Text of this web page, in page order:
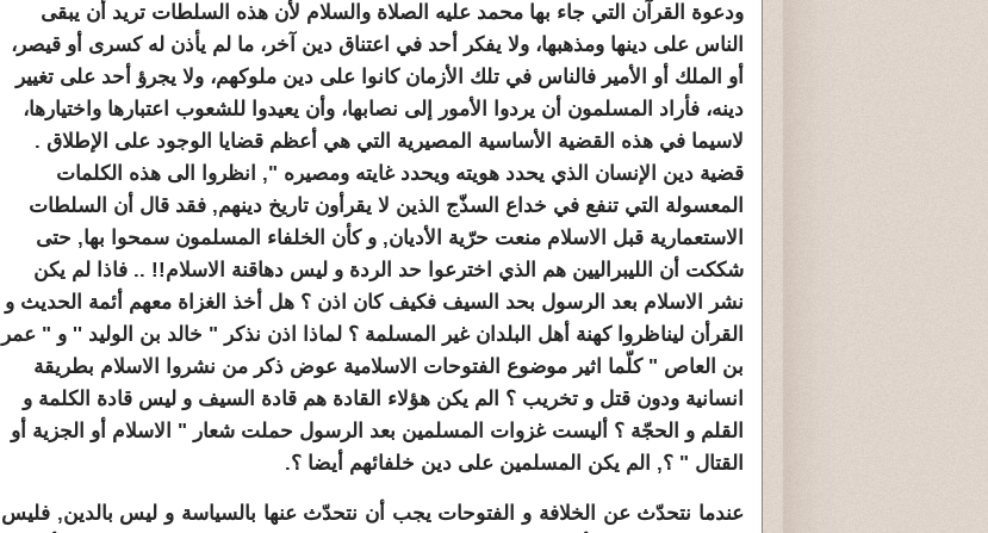
ودعوة القرآن التي جاء بها محمد عليه الصلاة والسلام لأن هذه السلطات تريد أن يبقى
الناس على دينها ومذهبها، ولا يفكر أحد في اعتناق دين آخر، ما لم يأذن له كسرى أو قيصر،
أو الملك أو الأمير فالناس في تلك الأزمان كانوا على دين ملوكهم، ولا يجرؤ أحد على تغيير
دينه، فأراد المسلمون أن يردوا الأمور إلى نصابها، وأن يعيدوا للشعوب اعتبارها واختيارها،
لاسيما في هذه القضية الأساسية المصيرية التي هي أعظم قضايا الوجود على الإطلاق .
قضية دين الإنسان الذي يحدد هويته ويحدد غايته ومصيره ", انظروا الى هذه الكلمات
المعسولة التي تنفع في خداع السذّج الذين لا يقرأون تاريخ دينهم, فقد قال أن السلطات
الاستعمارية قبل الاسلام منعت حرّية الأديان, و كأن الخلفاء المسلمون سمحوا بها, حتى
شككت أن الليبراليين هم الذي اخترعوا حد الردة و ليس دهاقنة الاسلام!! .. فاذا لم يكن
نشر الاسلام بعد الرسول بحد السيف فكيف كان اذن ؟ هل أخذ الغزاة معهم أئمة الحديث و
القرأن ليناظروا كهنة أهل البلدان غير المسلمة ؟ لماذا اذن نذكر " خالد بن الوليد '' و " عمر
بن العاص " كلّما اثير موضوع الفتوحات الاسلامية عوض ذكر من نشروا الاسلام بطريقة
انسانية ودون قتل و تخريب ؟ الم يكن هؤلاء القادة هم قادة السيف و ليس قادة الكلمة و
القلم و الحجّة ؟ أليست غزوات المسلمين بعد الرسول حملت شعار " الاسلام أو الجزية أو
القتال " ؟, الم يكن المسلمين على دين خلفائهم أيضا ؟.
عندما نتحدّث عن الخلافة و الفتوحات يجب أن نتحدّث عنها بالسياسة و ليس بالدين, فليس